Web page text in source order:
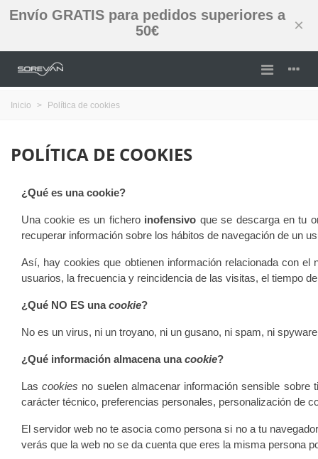
Envío GRATIS para pedidos superiores a
50€
×
Inicio > Política de cookies
POLÍTICA DE COOKIES
¿Qué es una cookie?
Una cookie es un fichero inofensivo que se descarga en tu
recuperar información sobre los hábitos de navegación de un
Así, hay cookies que obtienen información relacionada con
usuarios, la frecuencia y reincidencia de las visitas, el tiempo
¿Qué NO ES unacookie?
No es un virus, ni un troyano, ni un gusano, ni spam, ni
¿Qué información almacena unacookie?
Lascookies no suelen almacenar información sensible
carácter técnico, preferencias personales, personalización de
El servidor web no te asocia como persona si no a tu
verás que la web no se da cuenta que eres la misma persona